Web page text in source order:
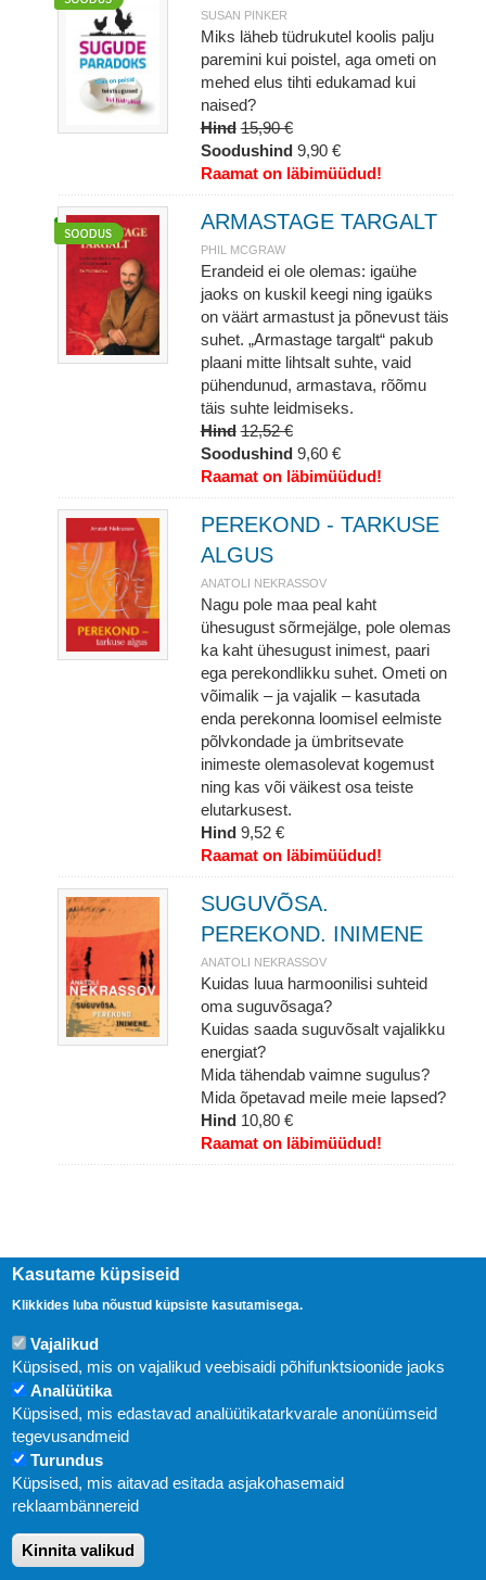
SUSAN PINKER
Miks läheb tüdrukutel koolis palju
paremini kui poistel, aga ometi on
mehed elus tihti edukamad kui
naised?
Hind 15,90 €
Soodushind 9,90 €
Raamat on läbimüüdud!
ARMASTAGE TARGALT
PHIL MCGRAW
Erandeid ei ole olemas: igaühe
jaoks on kuskil keegi ning igaüks
on väärt armastust ja põnevust täis
suhet. „Armastage targalt“ pakub
plaani mitte lihtsalt suhte, vaid
pühendunud, armastava, rõõmu
täis suhte leidmiseks.
Hind 12,52 €
Soodushind 9,60 €
Raamat on läbimüüdud!
PEREKOND - TARKUSE
ALGUS
ANATOLI NEKRASSOV
Nagu pole maa peal kaht
ühesugust sõrmejälge, pole olemas
ka kaht ühesugust inimest, paari
ega perekondlikku suhet. Ometi on
võimalik – ja vajalik – kasutada
enda perekonna loomisel eelmiste
põlvkondade ja ümbritsevate
inimeste olemasolevat kogemust
ning kas või väikest osa teiste
elutarkusest.
Hind 9,52 €
Raamat on läbimüüdud!
SUGUVÕSA.
PEREKOND. INIMENE
ANATOLI NEKRASSOV
Kuidas luua harmoonilisi suhteid
oma suguvõsaga?
Kuidas saada suguvõsalt vajalikku
energiat?
Mida tähendab vaimne sugulus?
Mida õpetavad meile meie lapsed?
Hind 10,80 €
Raamat on läbimüüdud!
Uudised
KIRJASTUS PEGASUS OÜ © 2020
Paldiski mnt. 29 (A korpus VI korrus), Tallinn
Kasutame küpsiseid
Klikkides luba nõustud küpsiste kasutamisega.
Vajalikud
Küpsised, mis on vajalikud veebisaidi põhifunktsioonide jaoks
Analüütika
Küpsised, mis edastavad analüütikatarkvarale anonüümseid
tegevusandmeid
Turundus
Küpsised, mis aitavad esitada asjakohasemaid
reklaambännereid
Kinnita valikud